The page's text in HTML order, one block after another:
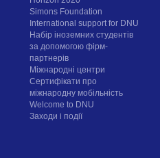
Simons Foundation
International support for DNU
Набір іноземних студентів
за допомогою фірм-
партнерів
Міжнародні центри
Сертифікати про
міжнародну мобільність
Welcome to DNU
Заходи і події